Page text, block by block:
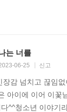
는 너를
06-25 신고
감 넘치고 끊임
아이에 이어 이
^^청소년 이야기